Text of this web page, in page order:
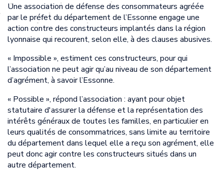
Une association de défense des consommateurs agréée
par le préfet du département de l’Essonne engage une
action contre des constructeurs implantés dans la région
lyonnaise qui recourent, selon elle, à des clauses abusives.
« Impossible », estiment ces constructeurs, pour qui
l’association ne peut agir qu’au niveau de son département
d’agrément, à savoir l’Essonne.
« Possible », répond l’association : ayant pour objet
statutaire d'assurer la défense et la représentation des
intérêts généraux de toutes les familles, en particulier en
leurs qualités de consommatrices, sans limite au territoire
du département dans lequel elle a reçu son agrément, elle
peut donc agir contre les constructeurs situés dans un
autre département.